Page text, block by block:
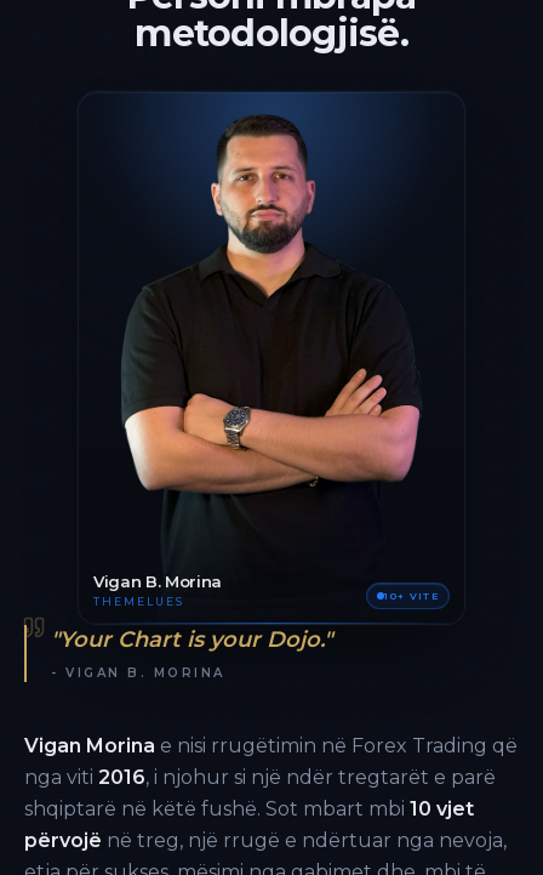
metodologjisë.
Vigan B. Morina
THEMELUES 10+ VITE
"Your Chart is your Dojo."
- VIGAN B. MORINA
Vigan Morina e nisi rrugëtimin në Forex Trading që
nga viti 2016, i njohur si një ndër tregtarët e parë
shqiptarë në këtë fushë. Sot mbart mbi 10 vjet
përvojë në treg, një rrugë e ndërtuar nga nevoja,